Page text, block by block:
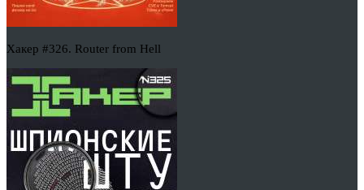
Хакер #326. Router from Hell